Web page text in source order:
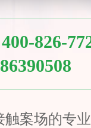
400-826-
案场的专